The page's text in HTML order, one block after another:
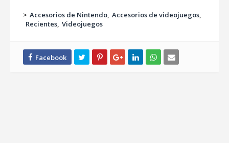
> Accesorios de Nintendo Accesorios de videojuegos
Recientes Videojuegos